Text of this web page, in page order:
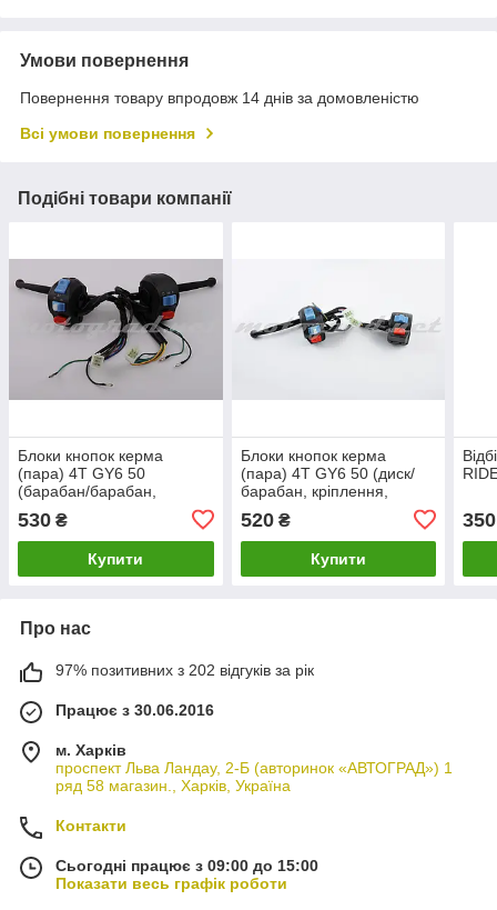
Умови повернення
Повернення товару впродовж 14 днів за домовленістю
Всі умови повернення
Подібні товари компанії
Блоки кнопок керма
(пара) 4T GY6 50
(барабан/барабан,
530 ₴
Купити
Блоки кнопок керма
(пара) 4T GY6 50 (диск/
барабан, кріплення,
520₴
Купити
350
Про нас
97% позитивних з 202 відгуків за рік
Працює з 30.06.2016
м. Харків
проспект Льва Ландау, 2-Б (авторинок «АВТОГРАД») 1
ряд 58 магазин., Харків, Україна
Контакти
Сьогодні працює з 09:00 до 15:00
Показати весь графік роботи